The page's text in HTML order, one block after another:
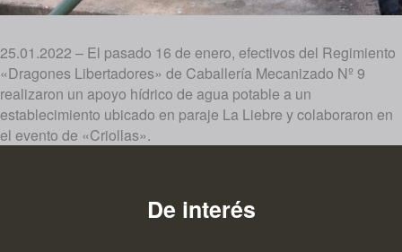
25.01.2022 – El pasado 16 de enero, efectivos del Regimiento
«Dragones Libertadores» de Caballería Mecanizado Nº 9
realizaron un apoyo hídrico de agua potable a un
establecimiento ubicado en paraje La Liebre y colaboraron en
el evento de «Criollas».
De interés